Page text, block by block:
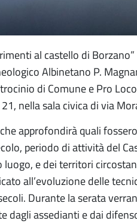
al castello di Borzano”
Albinetano P.
di Comune e Pro
nella sala civica di via
approfondirà quali
periodo di attività del
luogo, e dei territori
all’evoluzione delle
Durante la serata
dagli assedianti e dai